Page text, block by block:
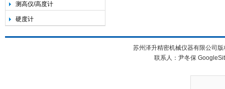
测高仪/高度计
硬度计
苏州泽升精密机械仪器有限公司
联系人：尹冬保